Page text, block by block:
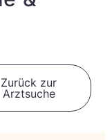
Zurück zur
Arztsuche